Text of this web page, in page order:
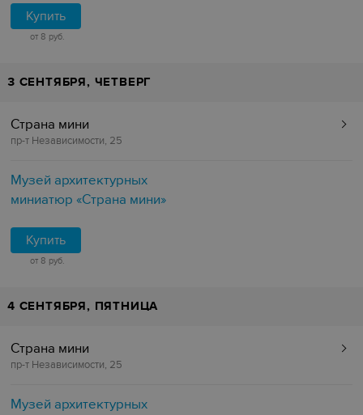
Купить
от 8 руб.
3 СЕНТЯБРЯ, ЧЕТВЕРГ
Страна мини
пр-т Независимости, 25
Музей архитектурных
миниатюр «Страна мини»
Купить
от 8 руб.
4 СЕНТЯБРЯ, ПЯТНИЦА
Страна мини
пр-т Независимости, 25
Музей архитектурных